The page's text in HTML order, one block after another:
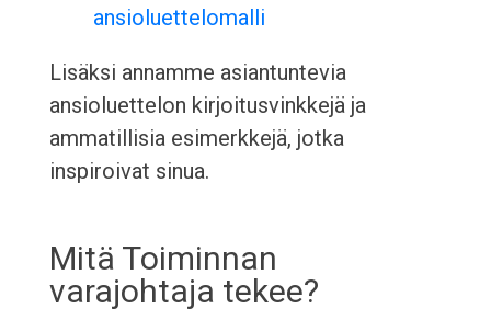
ansioluettelomalli
Lisäksi annamme asiantuntevia
ansioluettelon kirjoitusvinkkejä ja
ammatillisia esimerkkejä, jotka
inspiroivat sinua.
Mitä Toiminnan
varajohtaja tekee?